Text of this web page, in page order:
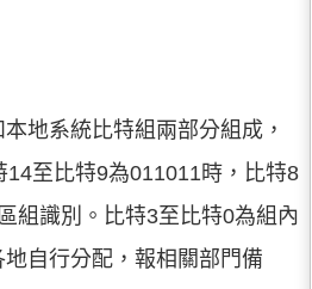
地系統比特組兩部分組成，
至比特9為011011時，比特8
組識別。比特3至比特0為組內
自行分配，報相關部門備